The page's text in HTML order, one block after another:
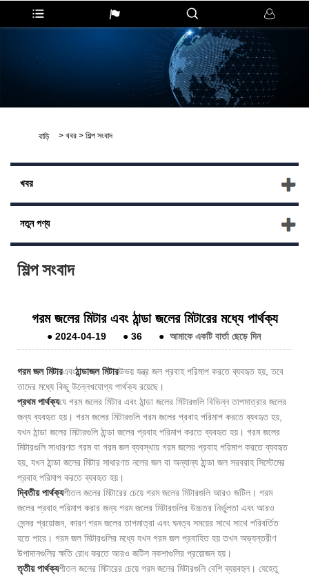
বাড়ি > খবর > শিল্প সংবাদ
খবর
নতুন পণ্য
শিল্প সংবাদ
গরম জলের মিটার এবং ঠান্ডা জলের মিটারের মধ্যে পার্থক্য
●2024-04-19 ●36 ● আমাকে একটি বার্তা ছেড়ে দিন
গরম জল মিটারএবংঠান্ডাজল মিটারউভয় যন্ত্র জল প্রবাহ পরিমাপ করতে ব্যবহৃত হয়, তবে
তাদের মধ্যে কিছু উল্লেখযোগ্য পার্থক্য রয়েছে।
প্রথম পার্থক্যযে গরম জলের মিটার এবং ঠান্ডা জলের মিটারগুলি বিভিন্ন তাপমাত্রার জলের
জন্য ব্যবহৃত হয়। গরম জলের মিটারগুলি গরম জলের প্রবাহ পরিমাপ করতে ব্যবহৃত হয়,
যখন ঠান্ডা জলের মিটারগুলি ঠান্ডা জলের প্রবাহ পরিমাপ করতে ব্যবহৃত হয়। গরম জলের
মিটারগুলি সাধারণত গরম বা গরম জল ব্যবস্থায় গরম জলের প্রবাহ পরিমাপ করতে ব্যবহৃত
হয়, যখন ঠান্ডা জলের মিটার সাধারণত নলের জল বা অন্যান্য ঠান্ডা জল সরবরাহ সিস্টেমের
প্রবাহ পরিমাপ করতে ব্যবহৃত হয়।
দ্বিতীয় পার্থক্যশীতল জলের মিটারের চেয়ে গরম জলের মিটারগুলি আরও জটিল। গরম
জলের প্রবাহ পরিমাপ করার জন্য গরম জলের মিটারগুলির উচ্চতর নির্ভুলতা এবং আরও
সেন্সর প্রয়োজন, কারণ গরম জলের তাপমাত্রা এবং ঘনত্ব সময়ের সাথে সাথে পরিবর্তিত
হতে পারে। গরম জল মিটারগুলির মধ্যে যখন গরম জল প্রবাহিত হয় তখন অভ্যন্তরীণ
উপাদানগুলির ক্ষতি রোধ করতে আরও জটিল নকশাগুলির প্রয়োজন হয়।
তৃতীয় পার্থক্যশীতল জলের মিটারের চেয়ে গরম জলের মিটারগুলি বেশি ব্যয়বহুল। যেহেতু